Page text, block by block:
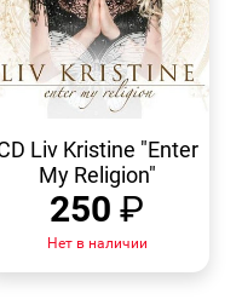
ПРОСМОТР
Liv Kristine "Enter
My Religion"
250 ₽
Нет в наличии